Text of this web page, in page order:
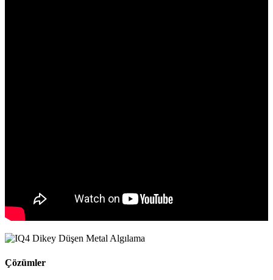
Çözümler